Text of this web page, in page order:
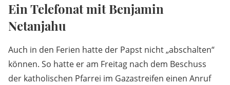
Ein Telefonat mit Benjamin
Netanjahu
Auch in den Ferien hatte der Papst nicht „abschalten“
können. So hatte er am Freitag nach dem Beschuss
der katholischen Pfarrei im Gazastreifen einen Anruf